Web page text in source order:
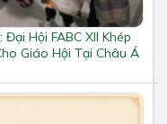
Hội FABC XII Khép
Giáo Hội Tại Châu Á